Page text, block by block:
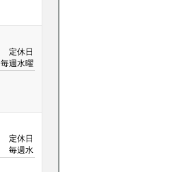
定休日
毎週水曜
定休日
毎週水